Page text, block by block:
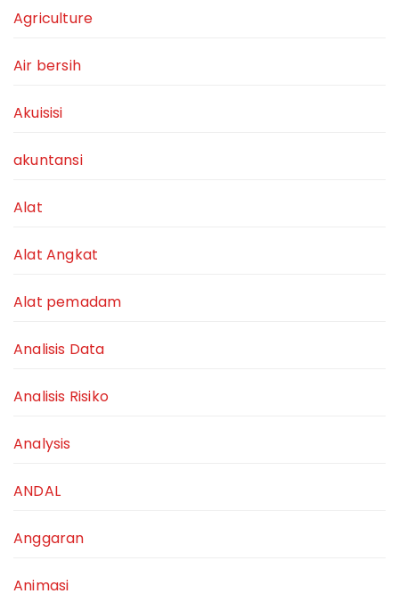
Agriculture
Air bersih
Akuisisi
akuntansi
Alat
Alat Angkat
Alat pemadam
Analisis Data
Analisis Risiko
Analysis
ANDAL
Anggaran
Animasi